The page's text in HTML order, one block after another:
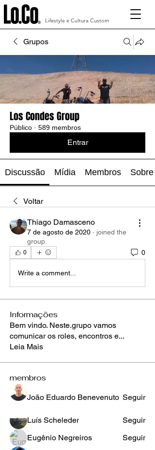
Lifestyle e Cultura Custom
Grupos
Los Condes Group
Público · 589 membros
Entrar
Discussão Mídia Membros Sobre
Voltar
Thiago Damasceno
7 de agosto de 2020 · joined the
group.
0 0
Write a comment...
Informações
Bem vindo. Neste.grupo vamos
comunicar os roles, encontros e...
Leia Mais
membros
João Eduardo Benevenuto Seguir
Luís Scheleder
Seguir
Eugênio Negreiros
Seguir